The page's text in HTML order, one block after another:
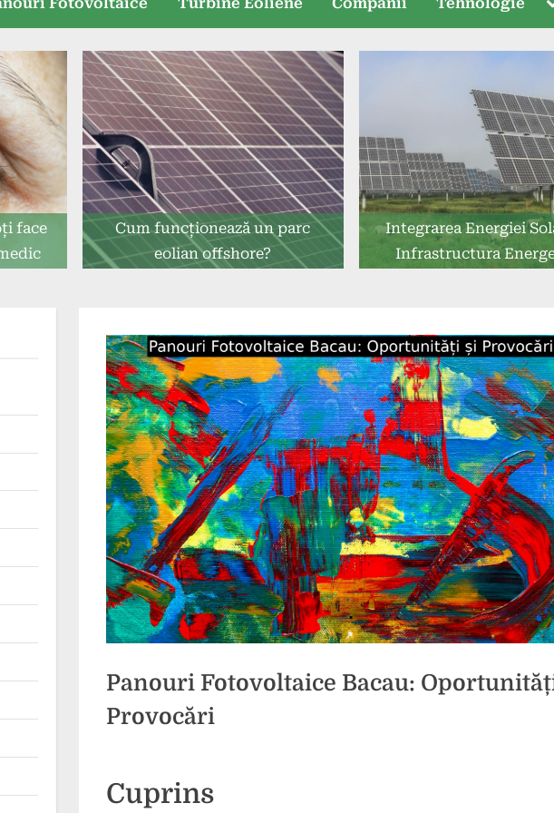
face
Cum funcționează un parc
eolian offshore?
Integrarea Energiei
Infrastructura
Panouri Fotovoltaice Bacau:
Provocări
on
mai
comentariula
Cuprins